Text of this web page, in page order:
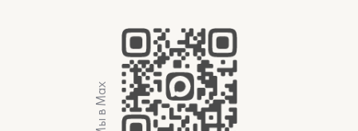
Мы в Max